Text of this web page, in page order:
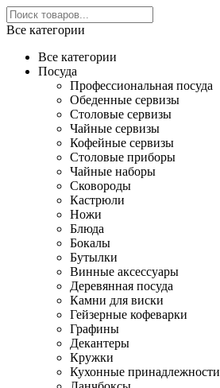
Все категории
Все категории
Посуда
Профессиональная посуда
Обеденные сервизы
Столовые сервизы
Чайные сервизы
Кофейные сервизы
Столовые приборы
Чайные наборы
Сковороды
Кастрюли
Ножи
Блюда
Бокалы
Бутылки
Винные аксессуары
Деревянная посуда
Камни для виски
Гейзерные кофеварки
Графины
Декантеры
Кружки
Кухонные принадлежности